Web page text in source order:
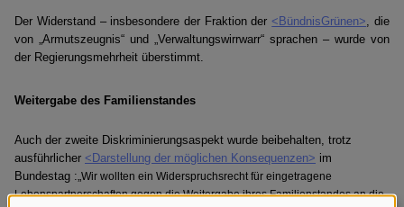
Der Widerstand – insbesondere der Fraktion der<BündnisGrünen>, die
von „Armutszeugnis“ und „Verwaltungswirrwarr“ sprachen – wurde von
der Regierungsmehrheit überstimmt.
Weitergabe des Familienstandes
Auch der zweite Diskriminierungsaspekt wurde beibehalten, trotz
ausführlicher<Darstellung der möglichen Konsequenzen> im
Bundestag :„Wir wollten ein Widerspruchsrecht für eingetragene
Lebenspartnerschaften gegen die Weitergabe ihres Familienstandes an die